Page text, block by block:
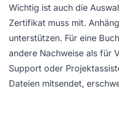
Wichtig ist auch die
Zertifikat muss mit.
unterstützen. Für eine
andere Nachweise als für
Support oder
Dateien mitsendet,